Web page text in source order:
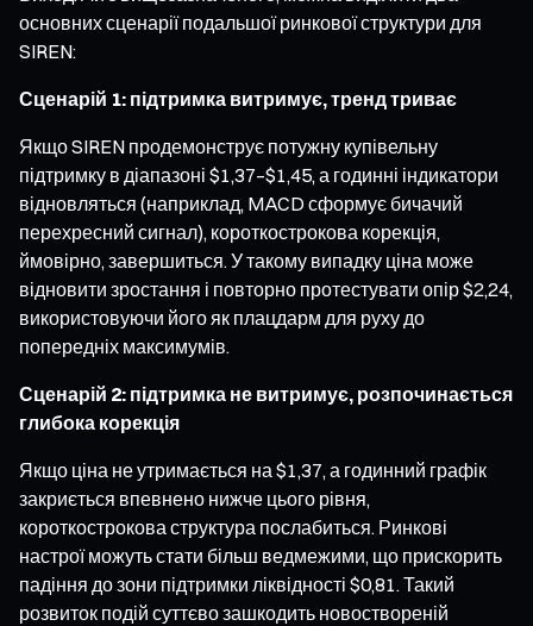
основних сценарії подальшої ринкової структури для
SIREN:
Сценарій 1: підтримка витримує, тренд триває
Якщо SIREN продемонструє потужну купівельну
підтримку в діапазоні $1,37–$1,45, а годинні індикатори
відновляться (наприклад, MACD сформує бичачий
перехресний сигнал), короткострокова корекція,
ймовірно, завершиться. У такому випадку ціна може
відновити зростання і повторно протестувати опір $2,24,
використовуючи його як плацдарм для руху до
попередніх максимумів.
Сценарій 2: підтримка не витримує, розпочинається
глибока корекція
Якщо ціна не утримається на $1,37, а годинний графік
закриється впевнено нижче цього рівня,
короткострокова структура послабиться. Ринкові
настрої можуть стати більш ведмежими, що прискорить
падіння до зони підтримки ліквідності $0,81. Такий
розвиток подій суттєво зашкодить новоствореній